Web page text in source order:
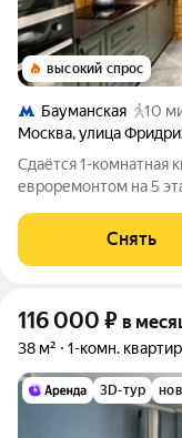
высокий спрос
Бауманская
10
Москва,улица
Сдаётся 1-комнатная
евроремонтом на 5
Стиральная машина Холодильник Посудомоечная машина
Снять
116 000 ₽ в
38 м² 1-комн.
3D-тур